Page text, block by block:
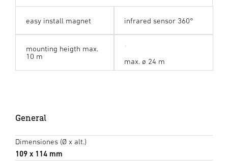
easy install magnet infrared sensor 360°
mounting heigth max.
10 m
max. ø 24 m
General
Dimensiones (Ø x alt.)
109 x 114 mm